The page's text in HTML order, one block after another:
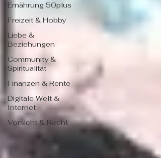
Ernährung 50plus
Freizeit & Hobby
Liebe &
Beziehungen
Community &
Spiritualität
Finanzen & Rente
Digitale Welt &
Internet
Vorsicht & Recht